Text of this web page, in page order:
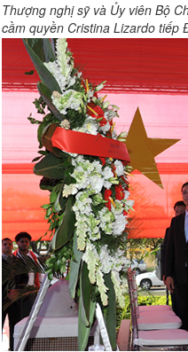
Thượng nghị sỹ và Ủy viên Bộ
cầm quyền Cristina Lizardo tiếp